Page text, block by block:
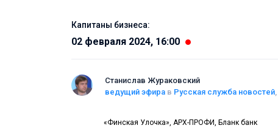
Капитаны бизнеса:
02 февраля 2024, 16:00
Станислав Жураковский
ведущий эфира в Русская служба новостей,
«Финская Улочка», АРХ-ПРОФИ, Бланк банк